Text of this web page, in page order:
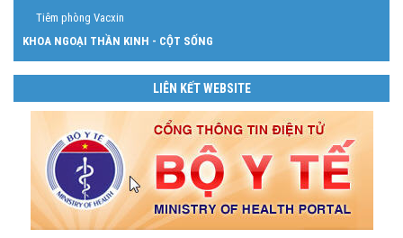
Tiêm phòng Vacxin
KHOA NGOẠI THẦN KINH - CỘT SỐNG
LIÊN KẾT WEBSITE